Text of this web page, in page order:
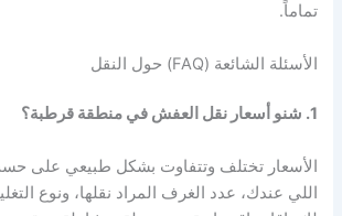
تماماً.
الأسئلة الشائعة (FAQ) حول النقل
1. شنو أسعار نقل العفش في منطقة قرطبة؟
الأسعار تختلف وتتفاوت بشكل طبيعي على
اللي عندك، عدد الغرف المراد نقلها، ونوع